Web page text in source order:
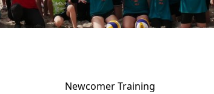
Newcomer Training